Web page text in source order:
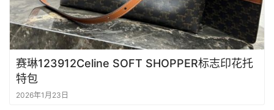
赛琳123912Celine SOFT SHOPPER标志印花托
特包
2026年1月23日